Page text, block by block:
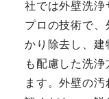
社では外壁洗浄
プロの技術で、
かり除去し、建
も配慮した洗
ます。外壁の